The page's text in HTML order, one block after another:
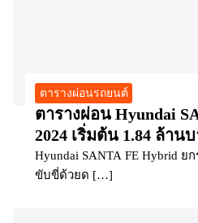
ตารางผ่อนรถยนต์
ตารางผ่อน Hyundai
2024 เริ่มต้น 1.84 ล้าน
Hyundai SANTA FE Hybrid
ขับขี่ด้วยด […]